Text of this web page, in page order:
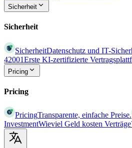
Sicherheit
Sicherheit
SicherheitDatenschutz und IT-
42001Erste KI-zertifizierte
Pricing
Pricing
PricingTransparente, einfache Preise.
InvestmentWieviel Geld kosten